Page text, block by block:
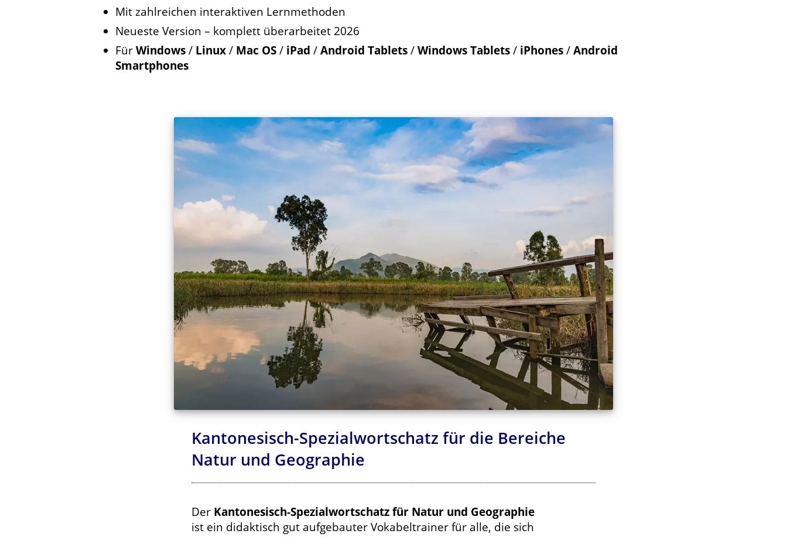
Mit zahlreichen interaktiven Lernmethoden
Neueste Version – komplett überarbeitet 2026
Für Windows / Linux / Mac OS / iPad / Android Tablets / Windows Tablets / iPhones / Android
Smartphones
Kantonesisch-Spezialwortschatz für die Bereiche
Natur und Geographie
Der Kantonesisch-Spezialwortschatz für Natur und Geographie
ist ein didaktisch gut aufgebauter Vokabeltrainer für alle, die sich